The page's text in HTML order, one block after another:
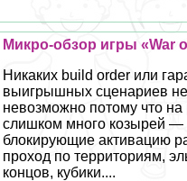
Микро-обзор игры «War
Никаких build order или
выигрышных сценариев
невозможно потому что на
слишком много козырей —
блокирующие активацию
проход по территориям,
концов, кубики....